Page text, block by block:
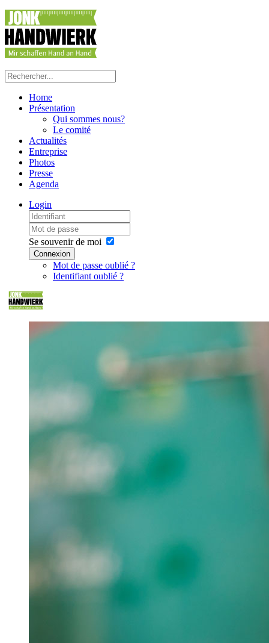
Home
Présentation
Qui sommes nous?
Le comité
Actualités
Entreprise
Photos
Presse
Agenda
Login
Se souvenir de moi
Connexion
Mot de passe oublié ?
Identifiant oublié ?